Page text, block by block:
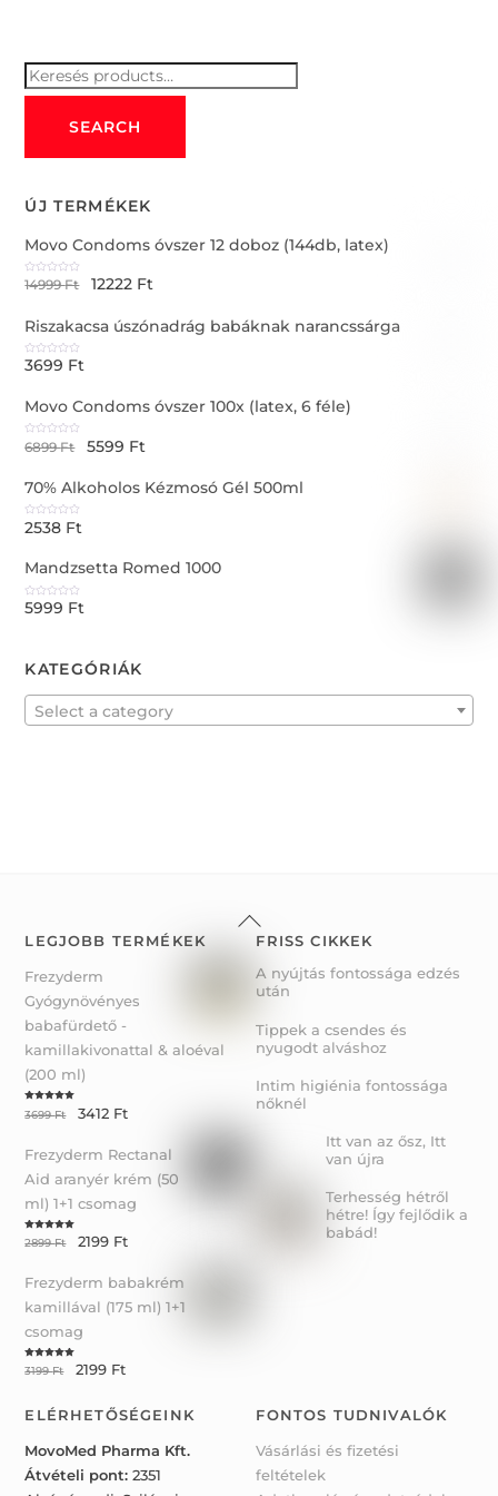
Keresés
for:
SEARCH
ÚJ TERMÉKEK
Movo Condoms óvszer 12 doboz (144db, latex)
R
a
d
0
o
u
t
o
14999Ft 12222 Ft
Riszakacsa úszónadrág babáknak narancssárga
R
a
d
0
o
u
t
o
3699 Ft
Movo Condoms óvszer 100x (latex, 6 féle)
R
a
d
0
o
u
t
o
6899Ft 5599 Ft
70% Alkoholos Kézmosó Gél 500ml
R
a
d
0
o
u
t
o
2538 Ft
Mandzsetta Romed 1000
R
a
o
u
o
5999 Ft
KATEGÓRIÁK
Select a category
Back
To
LEGJOBB TERMÉKEK
Frezyderm
Gyógynövényes
babafürdető -
kamillakivonattal & aloéval
(200 ml)
Rated5.00
out of 5
3699Ft 3412 Ft
Frezyderm Rectanal
Aid aranyér krém (50
ml) 1+1 csomag
Rated5.00
out of 5
2899Ft 2199 Ft
Frezyderm babakrém
kamillával (175 ml) 1+1
csomag
Rated 5.00
out of 5
3199Ft 2199 Ft
FRISS CIKKEK
A nyújtás fontossága edzés
után
Tippek a csendes és
nyugodt alváshoz
Intim higiénia fontossága
nőknél
Itt van az ősz, Itt
van újra
Terhesség hétről
hétre! Így fejlődik a
babád!
ELÉRHETŐSÉGEINK
MovoMed Pharma Kft.
Átvételi pont: 2351
FONTOS TUDNIVALÓK
Vásárlási és fizetési
feltételek